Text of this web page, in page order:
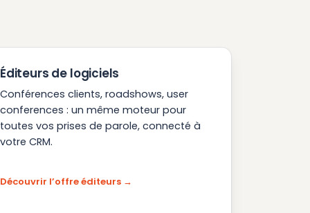
Éditeurs de logiciels
Conférences clients, roadshows, user
conferences : un même moteur pour
toutes vos prises de parole, connecté à
votre CRM.
Découvrir l’offre éditeurs